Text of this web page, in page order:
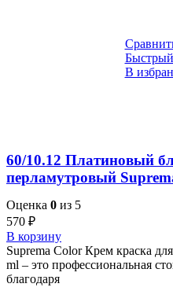
В
60/10.12 Платиновый
перламутровый
Оценка 0 из 5
570 ₽
В корзину
Suprema Color Крем краска
ml – это профессиональная
благодаря